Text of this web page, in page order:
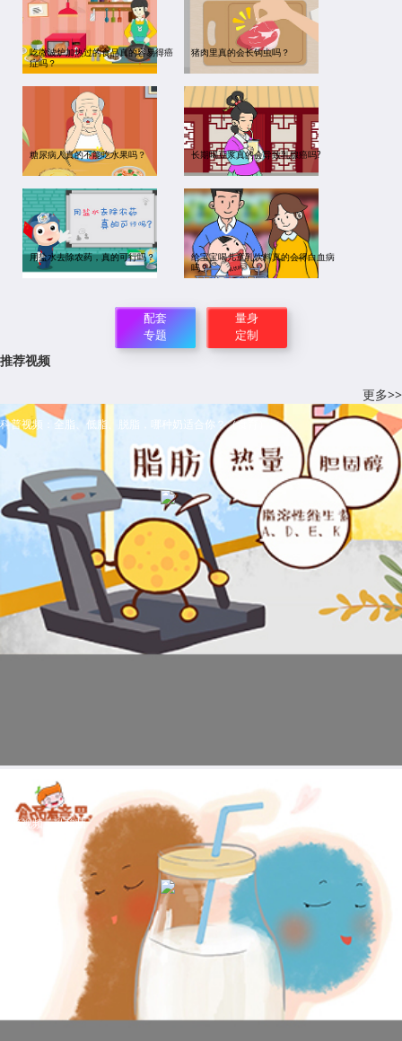
吃微波炉加热过的食品真的容易得癌
症吗？
猪肉里真的会长钩虫吗？
糖尿病人真的不能吃水果吗？ 长期喝豆浆真的会导致乳腺癌吗?
用盐水去除农药，真的可行吗？
给宝宝喝儿童乳饮料真的会得白血病
吗？
配套
专题
量身
定制
推荐视频
更多>>
科普视频：全脂、低脂、脱脂，哪种奶适合你？（食育）
科普视频：乳酸菌